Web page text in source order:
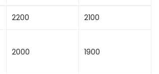
2200 2100
2000 1900